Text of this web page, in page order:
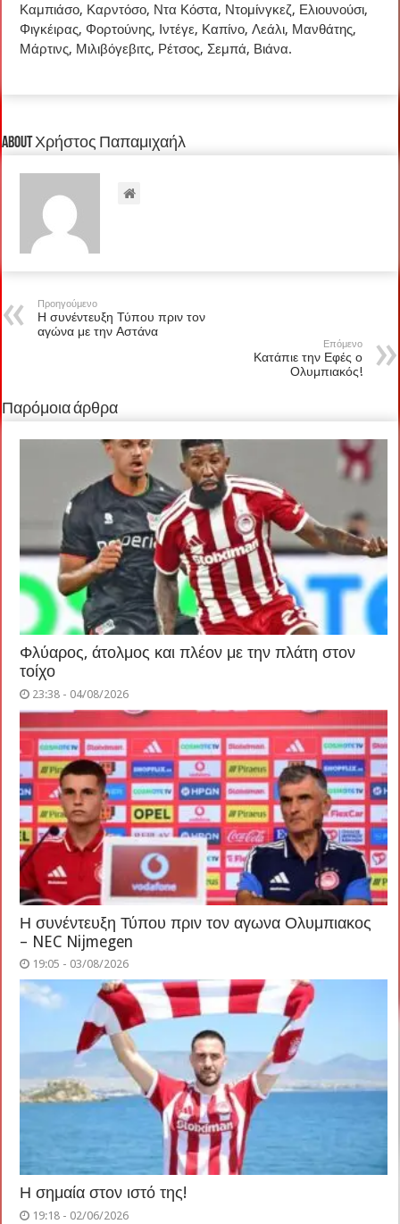
Καμπιάσο, Καρντόσο, Ντα Κόστα, Ντομίνγκεζ, Ελιουνούσι,
Φιγκέιρας, Φορτούνης, Ιντέγε, Καπίνο, Λεάλι, Μανθάτης,
Μάρτινς, Μιλιβόγεβιτς, Ρέτσος, Σεμπά, Βιάνα.
About Χρήστος Παπαμιχαήλ
Προηγούμενο
Η συνέντευξη Τύπου πριν τον
αγώνα με την Αστάνα
Επόμενο
Κατάπιε την Εφές ο
Ολυμπιακός!
Παρόμοια άρθρα
Φλύαρος, άτολμος και πλέον με την πλάτη στον
τοίχο
23:38 - 04/08/2026
Η συνέντευξη Τύπου πριν τον αγωνα Ολυμπιακος
– NEC Nijmegen
19:05 - 03/08/2026
Η σημαία στον ιστό της!
19:18 - 02/06/2026